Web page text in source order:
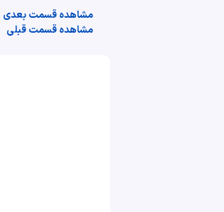
مشاهده قسمت بعدی
مشاهده قسمت قبلی